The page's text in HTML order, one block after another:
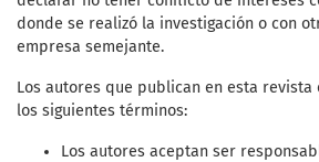
donde se realizó la investigación o con
empresa semejante.
Los autores que publican en esta revista
los siguientes términos:
Los autores aceptan ser